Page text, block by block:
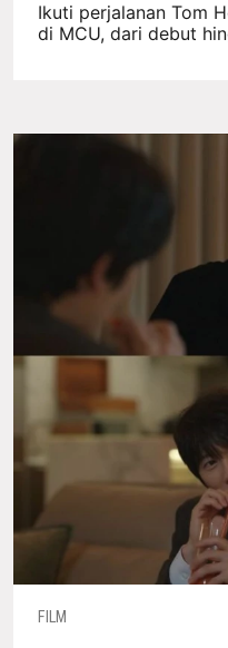
Ikuti perjalanan Tom
di MCU, dari debut
FILM